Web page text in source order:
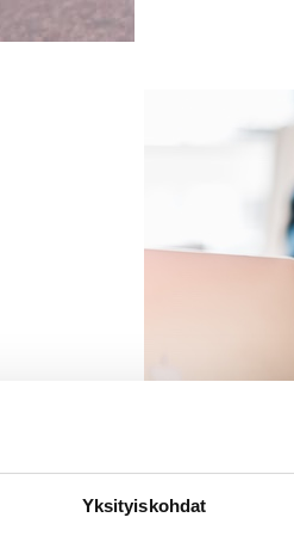
Yksityiskohdat